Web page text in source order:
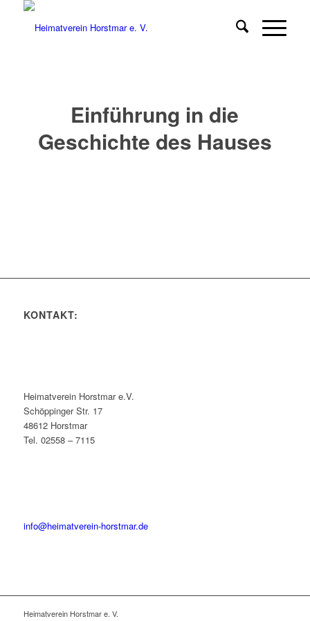
Einführung in die
Geschichte des Hauses
KONTAKT:
Heimatverein Horstmar e.V.
Schöppinger Str. 17
48612 Horstmar
Tel. 02558 – 7115
info@heimatverein-horstmar.de
Heimatverein Horstmar e. V.